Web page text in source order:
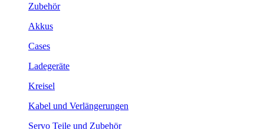
Zubehör
Akkus
Cases
Ladegeräte
Kreisel
Kabel und Verlängerungen
Servo Teile und Zubehör